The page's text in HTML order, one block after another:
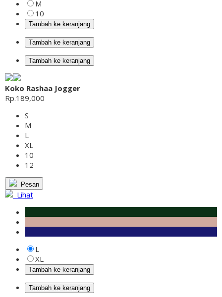
M
10
Tambah ke keranjang
Tambah ke keranjang
Tambah ke keranjang
Koko Rashaa Jogger
Rp.189,000
S
M
L
XL
10
12
Pesan
Lihat
L
XL
Tambah ke keranjang
Tambah ke keranjang